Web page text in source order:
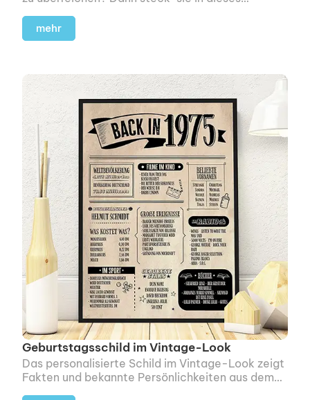
Herausforderung gleich mit.
mehr
Geburtstagsschild im Vintage-Look
Das personalisierte Schild im Vintage-Look zeigt
Fakten und bekannte Persönlichkeiten aus dem